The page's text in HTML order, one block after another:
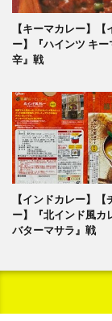
【キーマカレー】【
ー】『ハインツ キー
辛』戦
【インドカレー】【
ー】『北インド風
バターマサラ』戦